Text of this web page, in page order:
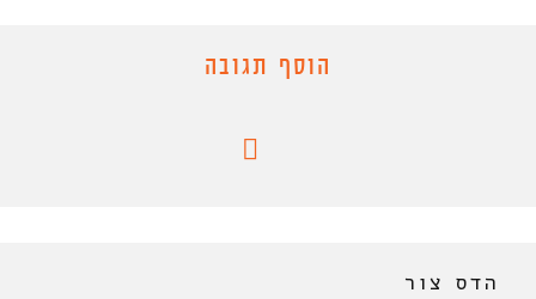
הוסף תגובה
הדס צור